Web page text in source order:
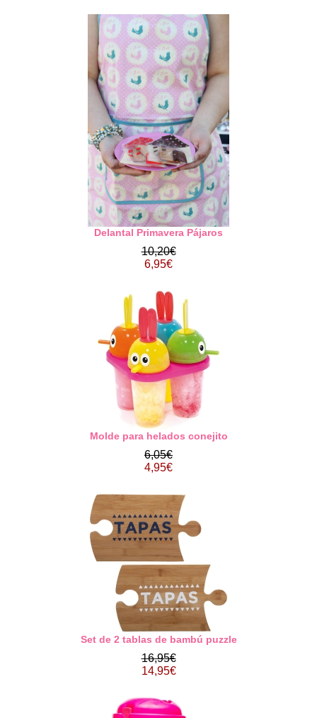
Delantal Primavera Pájaros
10,20€
6,95€
Molde para helados conejito
6,05€
4,95€
Set de 2 tablas de bambú puzzle
16,95€
14,95€